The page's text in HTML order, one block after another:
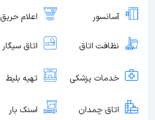
آسانسور اعلام حریق
نظافت اتاق اتاق سیگار
خدمات پزشکی تهیه بلیط
اتاق چمدان اسنک بار